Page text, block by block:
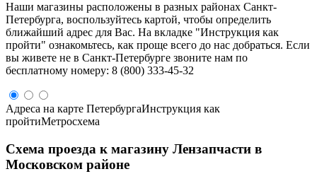
Наши магазины расположены в разных районах Санкт-
Петербурга, воспользуйтесь картой, чтобы определить
ближайший адрес для Вас. На вкладке "Инструкция как
пройти" ознакомьтесь, как проще всего до нас добраться. Если
вы живете не в Санкт-Петербурге звоните нам по
бесплатному номеру: 8 (800) 333-45-32
Адреса на карте ПетербургаИнструкция как
пройтиМетросхема
Схема проезда к магазину Лензапчасти в
Московском районе